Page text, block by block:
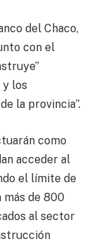
del Chaco,
con el
y los
la provincia”.
como
acceder al
el límite de
de 800
al sector